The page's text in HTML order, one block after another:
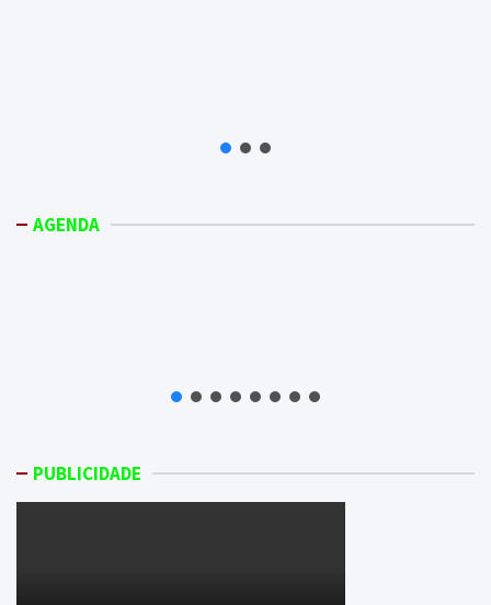
AGENDA
PUBLICIDADE